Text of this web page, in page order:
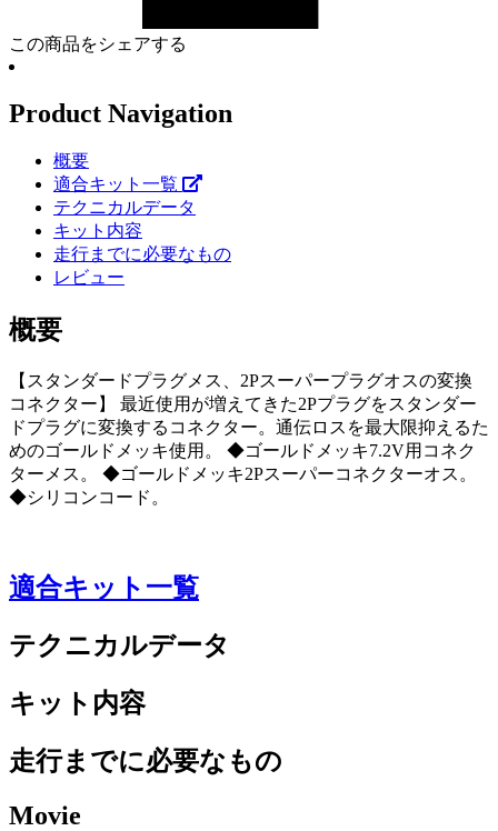
この商品をシェアする
Product Navigation
概要
適合キット一覧
テクニカルデータ
キット内容
走行までに必要なもの
レビュー
概要
【スタンダードプラグメス、2Pスーパープラグオスの変換
コネクター】 最近使用が増えてきた2Pプラグをスタンダー
ドプラグに変換するコネクター。通伝ロスを最大限抑えるた
めのゴールドメッキ使用。 ◆ゴールドメッキ7.2V用コネク
ターメス。 ◆ゴールドメッキ2Pスーパーコネクターオス。
◆シリコンコード。
適合キット一覧
テクニカルデータ
キット内容
走行までに必要なもの
Movie